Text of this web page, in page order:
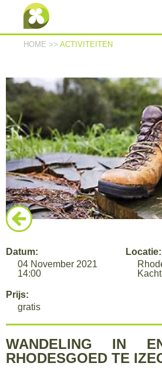
HOME >> ACTIVITEITEN
Datum:
04 November 2021
14:00
Locatie:
Prijs:
gratis
WANDELING IN
RHODESGOED TE